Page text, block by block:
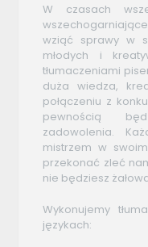
W czasach
wziąć sprawy w
młodych i
tłumaczeniami
duża wiedza,
połączeniu z
pewnością
zadowolenia.
mistrzem w
przekonać zleć
nie będziesz
Wykonujemy
językach: